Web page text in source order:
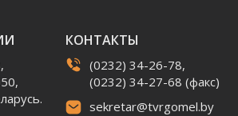
КОНТАКТЫ
(0232) 34-26-78,
(0232) 34-27-68 (факс)
sekretar@tvrgomel.by